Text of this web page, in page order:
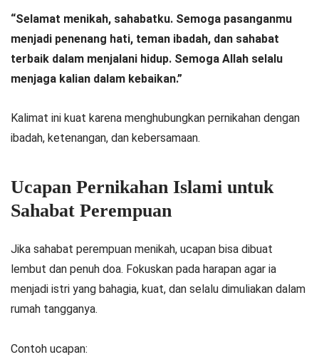
“Selamat menikah, sahabatku. Semoga pasanganmu
menjadi penenang hati, teman ibadah, dan sahabat
terbaik dalam menjalani hidup. Semoga Allah selalu
menjaga kalian dalam kebaikan.”
Kalimat ini kuat karena menghubungkan pernikahan dengan
ibadah, ketenangan, dan kebersamaan.
Ucapan Pernikahan Islami untuk
Sahabat Perempuan
Jika sahabat perempuan menikah, ucapan bisa dibuat
lembut dan penuh doa. Fokuskan pada harapan agar ia
menjadi istri yang bahagia, kuat, dan selalu dimuliakan dalam
rumah tangganya.
Contoh ucapan: